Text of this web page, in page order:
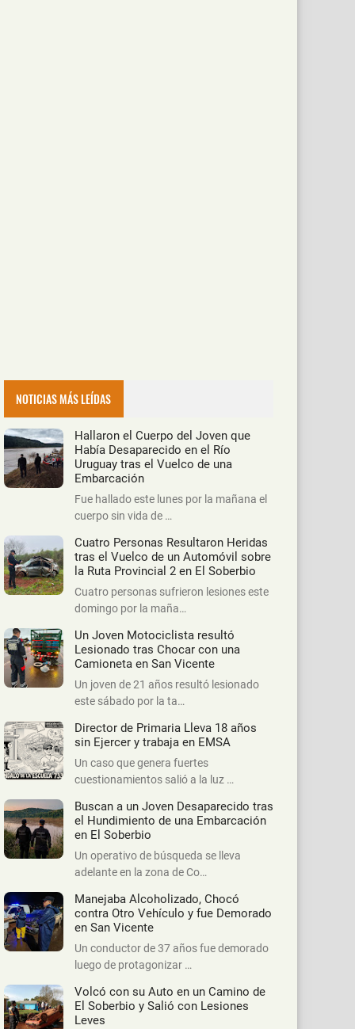
NOTICIAS MÁS LEÍDAS
Hallaron el Cuerpo del Joven que
Había Desaparecido en el Río
Uruguay tras el Vuelco de una
Embarcación
Fue hallado este lunes por la mañana el
cuerpo sin vida de …
Cuatro Personas Resultaron Heridas
tras el Vuelco de un Automóvil sobre
la Ruta Provincial 2 en El Soberbio
Cuatro personas sufrieron lesiones este
domingo por la maña…
Un Joven Motociclista resultó
Lesionado tras Chocar con una
Camioneta en San Vicente
Un joven de 21 años resultó lesionado
este sábado por la ta…
Director de Primaria Lleva 18 años
sin Ejercer y trabaja en EMSA
Un caso que genera fuertes
cuestionamientos salió a la luz …
Buscan a un Joven Desaparecido tras
el Hundimiento de una Embarcación
en El Soberbio
Un operativo de búsqueda se lleva
adelante en la zona de Co…
Manejaba Alcoholizado, Chocó
contra Otro Vehículo y fue Demorado
en San Vicente
Un conductor de 37 años fue demorado
luego de protagonizar …
Volcó con su Auto en un Camino de
El Soberbio y Salió con Lesiones
Leves